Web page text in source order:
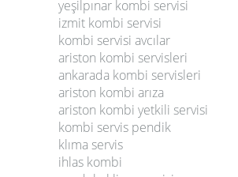
yeşilpınar kombi servisi
izmit kombi servisi
kombi servisi avcılar
ariston kombi servisleri
ankarada kombi servisleri
ariston kombi arıza
ariston kombi yetkili servisi
kombi servis pendik
klıma servis
ihlas kombi